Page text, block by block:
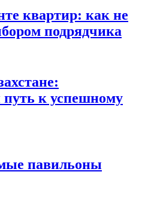
квартир: как не
подрядчика
к успешному
павильоны